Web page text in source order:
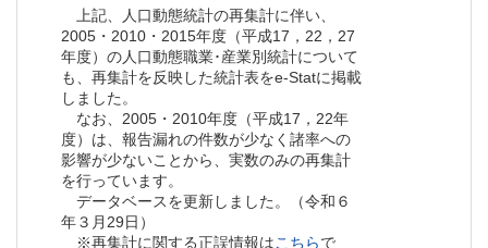
上記、人口動態統計の再集計に伴い、
2005・2010・2015年度（平成17，22，27
年度）の人口動態職業･産業別統計について
も、再集計を反映した統計表をe-Statに掲載
しました。
なお、2005・2010年度（平成17，22年
度）は、報告漏れの件数が少なく諸率への
影響が少ないことから、実数のみの再集計
を行っています。
データベースを更新しました。（令和６
年３月29日）
※再集計に関する正誤情報はこちらで